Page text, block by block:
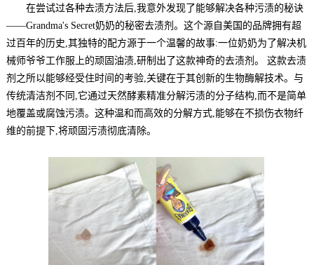
在尝试过各种去渍方法后,我意外发现了能够解决各种污渍的秘诀
——Grandma's Secret奶奶的秘密去渍剂。这个源自美国的品牌拥有超
过百年的历史,其独特的配方源于一个温馨的故事:一位奶奶为了解决机
械师爷爷工作服上的顽固油渍,研制出了这款神奇的去渍剂。 这款去渍
剂之所以能够经受住时间的考验,关键在于其创新的生物酶解技术。与
传统清洁剂不同,它通过天然酵素精准分解污渍的分子结构,而不是简单
地覆盖或腐蚀污渍。这种温和而高效的分解方式,能够在不损伤衣物纤
维的前提下,将顽固污渍彻底清除。